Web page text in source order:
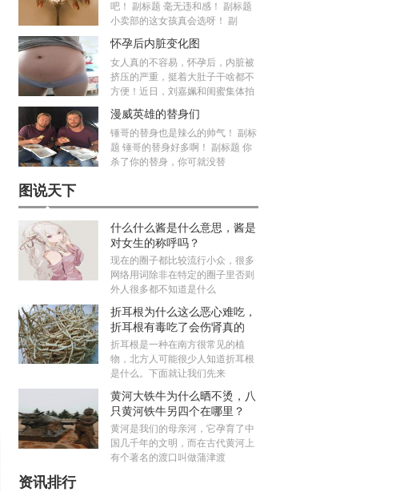
吧！ 副标题 毫无违和感！ 副标题
小卖部的这女孩真会选呀！ 副
怀孕后内脏变化图
女人真的不容易，怀孕后，内脏被
挤压的严重，挺着大肚子干啥都不
方便！近日，刘嘉姵和闺蜜集体拍
漫威英雄的替身们
锤哥的替身也是辣么的帅气！ 副标
题 锤哥的替身好多啊！ 副标题 你
杀了你的替身，你可就没替
图说天下
什么什么酱是什么意思，酱是
对女生的称呼吗？
现在的圈子都比较流行小众，很多
网络用词除非在特定的圈子里否则
外人很多都不知道是什么
折耳根为什么这么恶心难吃，
折耳根有毒吃了会伤肾真的
吗？
折耳根是一种在南方很常见的植
物，北方人可能很少人知道折耳根
是什么。下面就让我们先来
黄河大铁牛为什么晒不烫，八
只黄河铁牛另四个在哪里？
黄河是我们的母亲河，它孕育了中
国几千年的文明，而在古代黄河上
有个著名的渡口叫做蒲津渡
资讯排行